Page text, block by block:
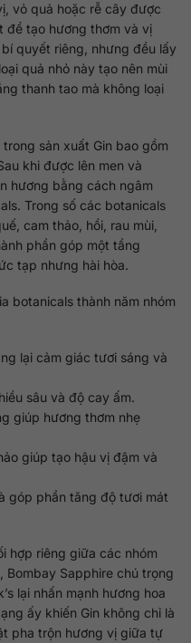
vỏ quả hoặc rễ cây được
để tạo hương thơm và vị
quyết riêng, nhưng đều lấy
quả nhỏ này tạo nên mùi
thanh tao mà không loại
sản xuất Gin bao gồm
khi được lên men và
hương bằng cách ngâm
Trong số các botanicals
cam thảo, hồi, rau mùi,
phần góp một tầng
tạp nhưng hài hòa.
botanicals thành năm nhóm
lại cảm giác tươi sáng và
sâu và độ cay ấm.
giúp hương thơm nhẹ
giúp tạo hậu vị đậm và
góp phần tăng độ tươi mát
hợp riêng giữa các nhóm
Bombay Sapphire chú trọng
lại nhấn mạnh hương hoa
ấy khiến Gin không chỉ là
pha trộn hương vị giữa tự